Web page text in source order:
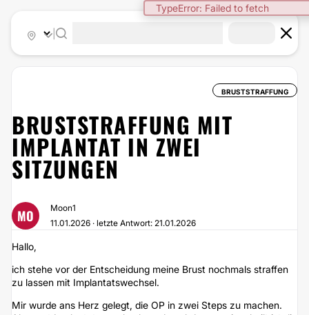
TypeError: Failed to fetch
BRUSTSTRAFFUNG
BRUSTSTRAFFUNG MIT
IMPLANTAT IN ZWEI
SITZUNGEN
MO
Moon1
11.01.2026 · letzte Antwort: 21.01.2026
Hallo,
ich stehe vor der Entscheidung meine Brust nochmals straffen
zu lassen mit Implantatswechsel.
Mir wurde ans Herz gelegt, die OP in zwei Steps zu machen.